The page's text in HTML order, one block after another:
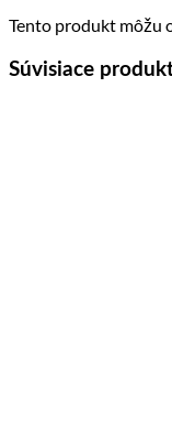
Tento produkt môžu
Súvisiace